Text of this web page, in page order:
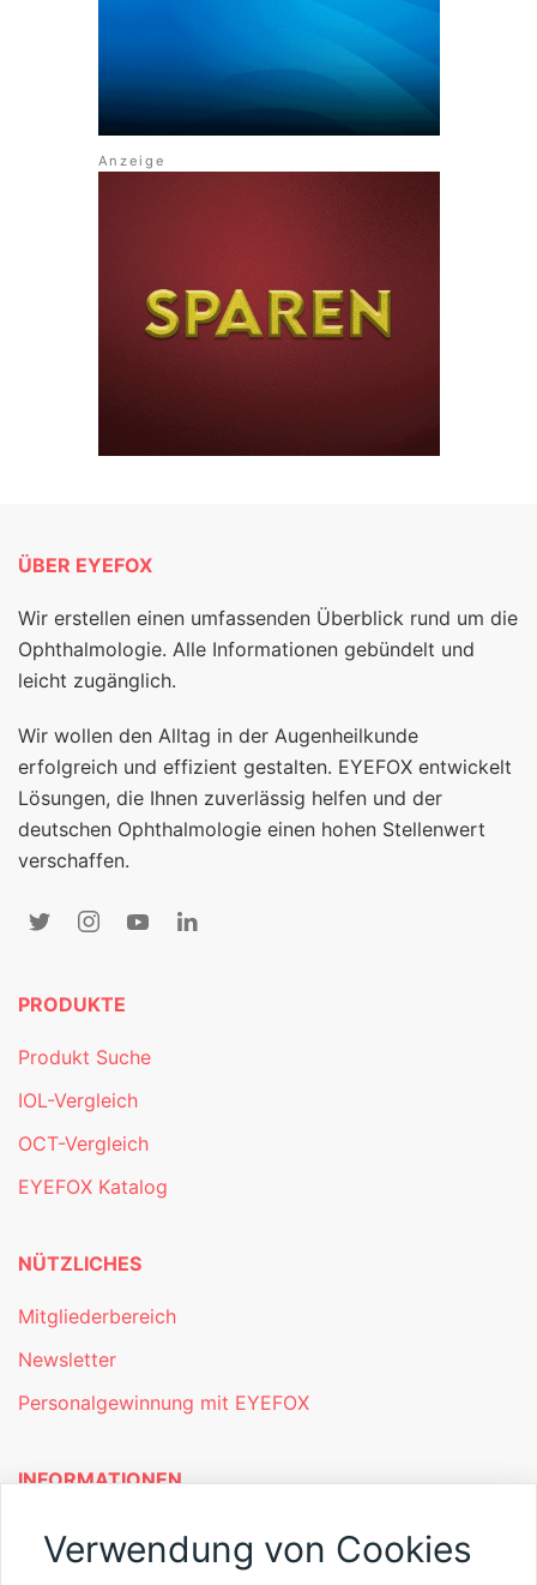
ÜBER EYEFOX
Wir erstellen einen umfassenden Überblick rund um die
Ophthalmologie. Alle Informationen gebündelt und
leicht zugänglich.
Wir wollen den Alltag in der Augenheilkunde
erfolgreich und effizient gestalten. EYEFOX entwickelt
Lösungen, die Ihnen zuverlässig helfen und der
deutschen Ophthalmologie einen hohen Stellenwert
verschaffen.
PRODUKTE
Produkt Suche
IOL-Vergleich
OCT-Vergleich
EYEFOX Katalog
NÜTZLICHES
Mitgliederbereich
Newsletter
Personalgewinnung mit EYEFOX
INFORMATIONEN
Was ist EYEFOX – Ihre Möglichkeiten
Verwendung von Cookies